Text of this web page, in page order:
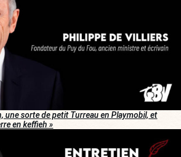
une sorte de petit Turreau en Playmobil, et
en keffieh »